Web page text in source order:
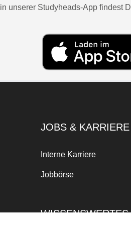
in unserer Studyheads-App findest
JOBS & KARRIERE
Interne Karriere
Jobbörse
WISSENSWERTES